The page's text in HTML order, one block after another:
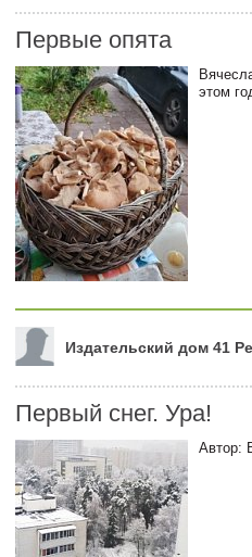
Первые опята
этом
Издательский дом 41
Первый снег. Ура!
Автор: